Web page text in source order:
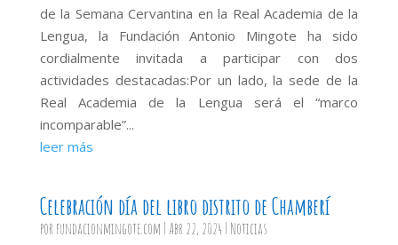
de la Semana Cervantina en la Real Academia de la
Lengua, la Fundación Antonio Mingote ha sido
cordialmente invitada a participar con dos
actividades destacadas:Por un lado, la sede de la
Real Academia de la Lengua será el “marco
incomparable”...
leer más
Celebración día del libro distrito de Chamberí
por fundacionmingote.com |Abr 22, 2024| Noticias